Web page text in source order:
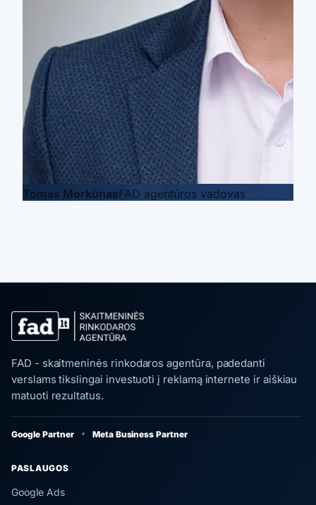
Tomas MorkūnasFAD agentūros vadovas
FAD - skaitmeninės rinkodaros agentūra, padedanti
verslams tikslingai investuoti į reklamą internete ir aiškiau
matuoti rezultatus.
Google Partner Meta Business Partner
PASLAUGOS
Google Ads